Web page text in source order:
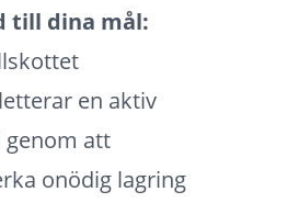
till dina mål:
en aktiv
genom att
onödig lagring